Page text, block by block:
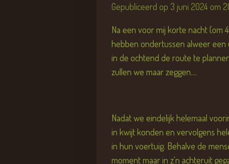
Gepubliceerd op 3 juni 2024 om
Na een voor mij korte nacht (om
hebben ondertussen alweer
in de ochtend de route te
zullen we maar zeggen....
Nadat we eindelijk helemaal
in kwijt konden en vervolgens
in hun voertuig. Behalve de
moment maar in z'n achteruit